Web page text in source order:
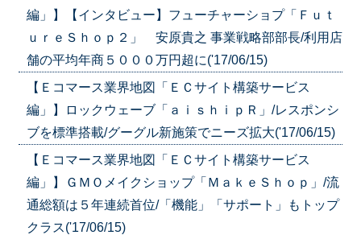
編」】【インタビュー】フューチャーショプ「Ｆｕｔ
ｕｒｅＳｈｏｐ２」 安原貴之 事業戦略部部長/利用店
舗の平均年商５０００万円超に('17/06/15)
【Ｅコマース業界地図「ＥＣサイト構築サービス
編」】ロックウェーブ「ａｉｓｈｉｐＲ」/レスポンシ
ブを標準搭載/グーグル新施策でニーズ拡大('17/06/15)
【Ｅコマース業界地図「ＥＣサイト構築サービス
編」】ＧＭＯメイクショップ「ＭａｋｅＳｈｏｐ」/流
通総額は５年連続首位/「機能」「サポート」もトップ
クラス('17/06/15)